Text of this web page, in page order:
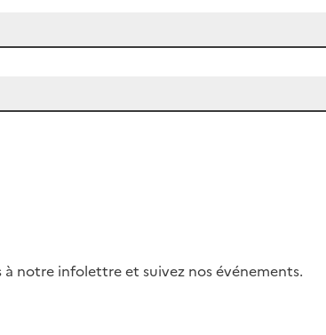
notre infolettre et suivez nos événements.